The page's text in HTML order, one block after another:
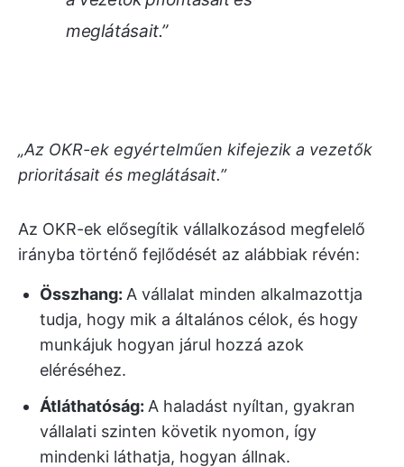
meglátásait.”
„Az OKR-ek egyértelműen kifejezik a vezetők
prioritásait és meglátásait.”
Az OKR-ek elősegítik vállalkozásod megfelelő
irányba történő fejlődését az alábbiak révén:
Összhang: A vállalat minden alkalmazottja
tudja, hogy mik a általános célok, és hogy
munkájuk hogyan járul hozzá azok
eléréséhez.
Átláthatóság: A haladást nyíltan, gyakran
vállalati szinten követik nyomon, így
mindenki láthatja, hogyan állnak.